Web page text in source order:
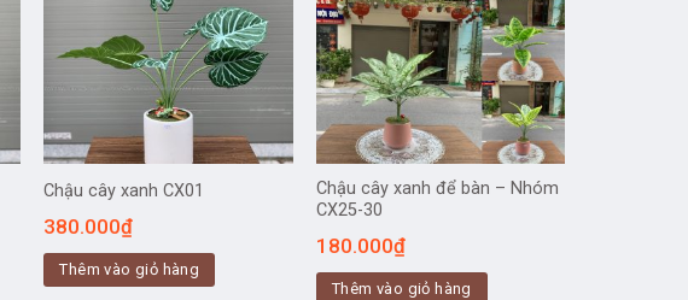
Chậu cây xanh CX01
380.000₫
Thêm vào giỏ hàng
Chậu cây xanh để bàn – Nhóm
CX25-30
180.000₫
Thêm vào giỏ hàng